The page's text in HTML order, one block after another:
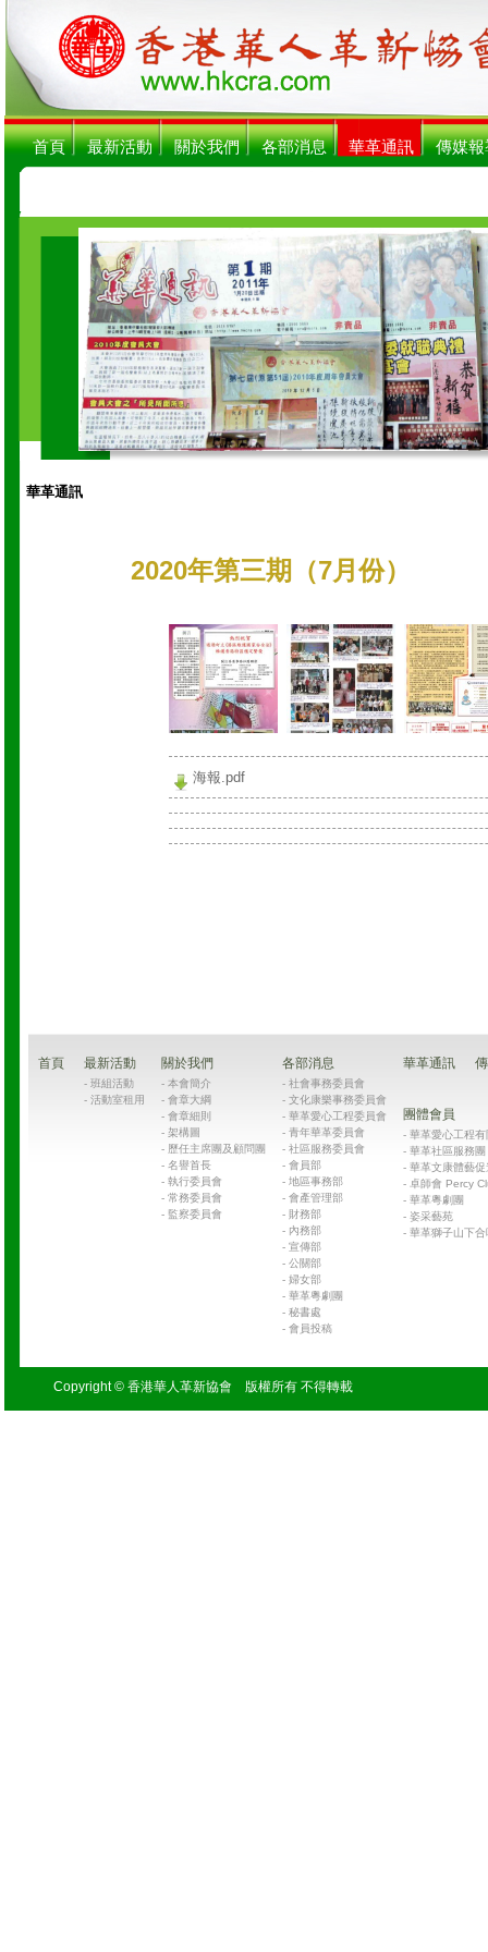
首頁 最新活動 關於我們 各部消息 華革通訊 傳媒報
華革通訊
2020年第三期（7月份）
海報.pdf
首頁 最新活動
- 班組活動
- 活動室租用
關於我們
- 本會簡介
- 會章大綱
- 會章細則
- 架構圖
- 歷任主席團及顧問團
- 名譽首長
- 執行委員會
- 常務委員會
- 監察委員會
各部消息
- 社會事務委員會
- 文化康樂事務委員會
- 華革愛心工程委員會
- 青年華革委員會
- 社區服務委員會
- 會員部
- 地區事務部
- 會產管理部
- 財務部
- 內務部
- 宣傳部
- 公關部
- 婦女部
- 華革粵劇團
- 秘書處
- 會員投稿
華革通訊
團體會員
- 華革愛心工程
- 華革社區服務
- 華革文康體藝促
- 卓師會 Percy
- 華革粵劇團
- 姿采藝苑
- 華革獅子山下
Copyright © 香港華人革新協會 版權所有 不得轉載